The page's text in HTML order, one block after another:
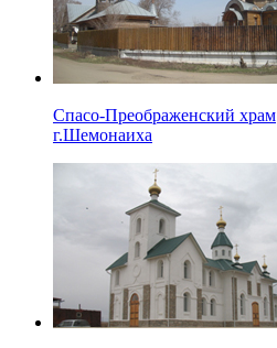
Спасо-Преображенский храм
г.Шемонаиха